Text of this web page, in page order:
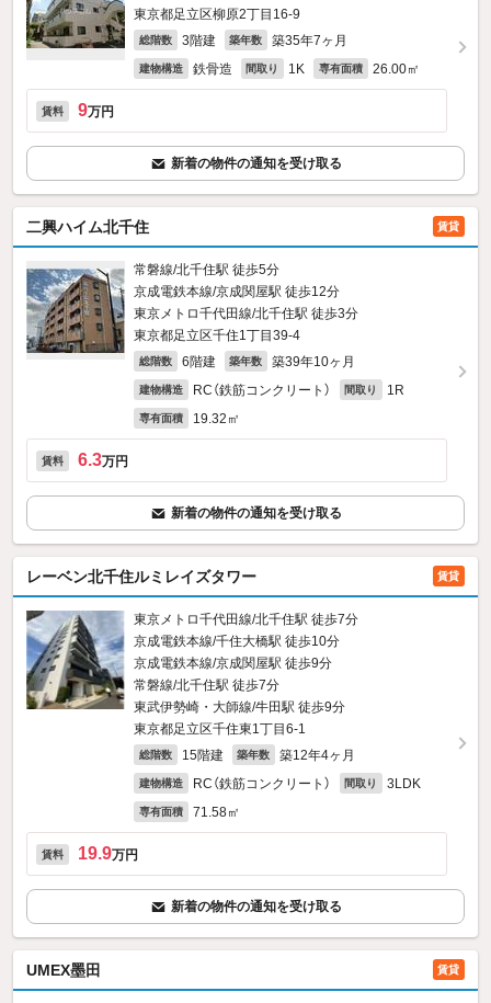
東京都足立区柳原2丁目16-9
総階数 3階建 築年数 築35年7ヶ月
建物構造 鉄骨造 間取り 1K 専有面積 26.00㎡
賃料 9万円
新着の物件の通知を受け取る
二興ハイム北千住 賃貸
常磐線/北千住駅 徒歩5分
京成電鉄本線/京成関屋駅 徒歩12分
東京メトロ千代田線/北千住駅 徒歩3分
東京都足立区千住1丁目39-4
総階数 6階建 築年数 築39年10ヶ月
建物構造 RC（鉄筋コンクリート） 間取り 1R
専有面積 19.32㎡
賃料 6.3万円
新着の物件の通知を受け取る
レーベン北千住ルミレイズタワー 賃貸
東京メトロ千代田線/北千住駅 徒歩7分
京成電鉄本線/千住大橋駅 徒歩10分
京成電鉄本線/京成関屋駅 徒歩9分
常磐線/北千住駅 徒歩7分
東武伊勢崎・大師線/牛田駅 徒歩9分
東京都足立区千住東1丁目6-1
総階数 15階建 築年数 築12年4ヶ月
建物構造 RC（鉄筋コンクリート） 間取り 3LDK
専有面積 71.58㎡
賃料 19.9万円
新着の物件の通知を受け取る
UMEX墨田 賃貸